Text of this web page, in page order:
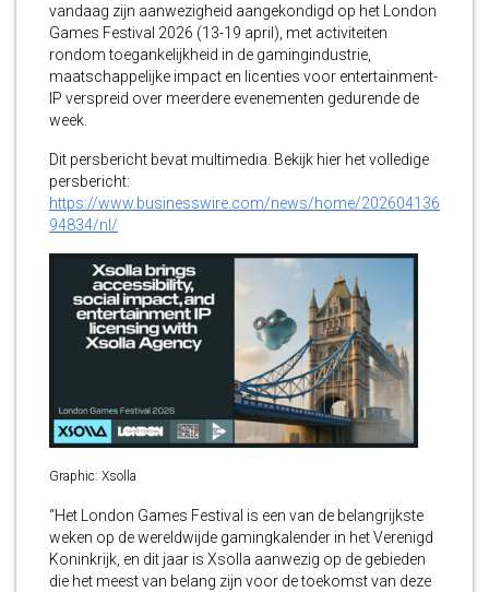
vandaag zijn aanwezigheid aangekondigd op het London
Games Festival 2026 (13-19 april), met activiteiten
rondom toegankelijkheid in de gamingindustrie,
maatschappelijke impact en licenties voor entertainment-
IP verspreid over meerdere evenementen gedurende de
week.
Dit persbericht bevat multimedia. Bekijk hier het volledige
persbericht:
https://www.businesswire.com/news/home/202604136
94834/nl/
Graphic: Xsolla
“Het London Games Festival is een van de belangrijkste
weken op de wereldwijde gamingkalender in het Verenigd
Koninkrijk, en dit jaar is Xsolla aanwezig op de gebieden
die het meest van belang zijn voor de toekomst van deze